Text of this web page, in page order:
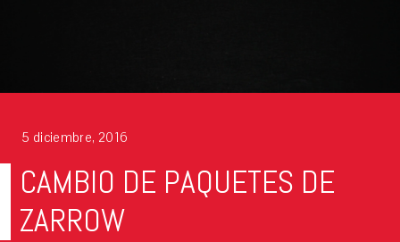
5 diciembre, 2016
CAMBIO DE PAQUETES DE
ZARROW